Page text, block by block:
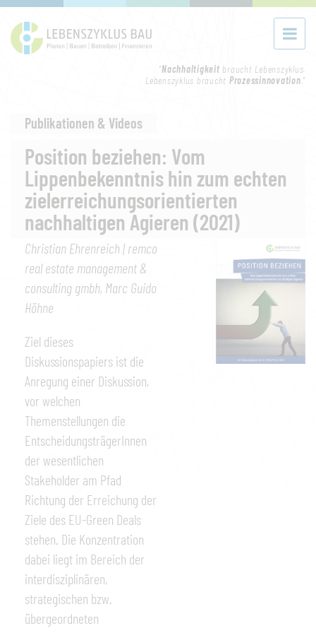
"Nachhaltigkeit braucht Lebenszyklus.
Lebenszyklus braucht Prozessinnovation."
Publikationen & Videos
Position beziehen: Vom
Lippenbekenntnis hin zum echten
zielerreichungsorientierten
nachhaltigen Agieren (2021)
Christian Ehrenreich | remco
real estate management &
consulting gmbh, Marc Guido
Höhne
Ziel dieses
Diskussionspapiers ist die
Anregung einer Diskussion,
vor welchen
Themenstellungen die
EntscheidungsträgerInnen
der wesentlichen
Stakeholder am Pfad
Richtung der Erreichung der
Ziele des EU-Green Deals
stehen. Die Konzentration
dabei liegt im Bereich der
interdisziplinären,
strategischen bzw.
übergeordneten